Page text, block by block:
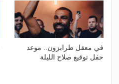
في معقل طرابزون.. موعد
حفل توقيع صلاح الليلة